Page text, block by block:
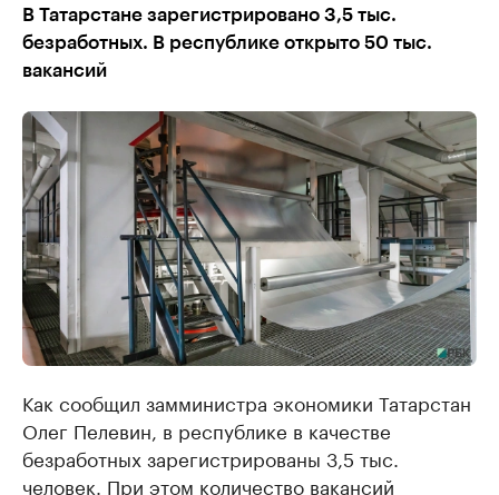
В Татарстане зарегистрировано 3,5 тыс.
безработных. В республике открыто 50 тыс.
вакансий
Как сообщил замминистра экономики Татарстан
Олег Пелевин, в республике в качестве
безработных зарегистрированы 3,5 тыс.
человек. При этом количество вакансий